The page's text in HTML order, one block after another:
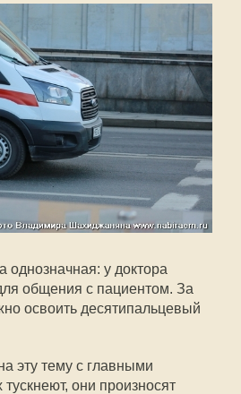
однозначная: у доктора
общения с пациентом. За
освоить десятипальцевый
эту тему с главными
они произносят